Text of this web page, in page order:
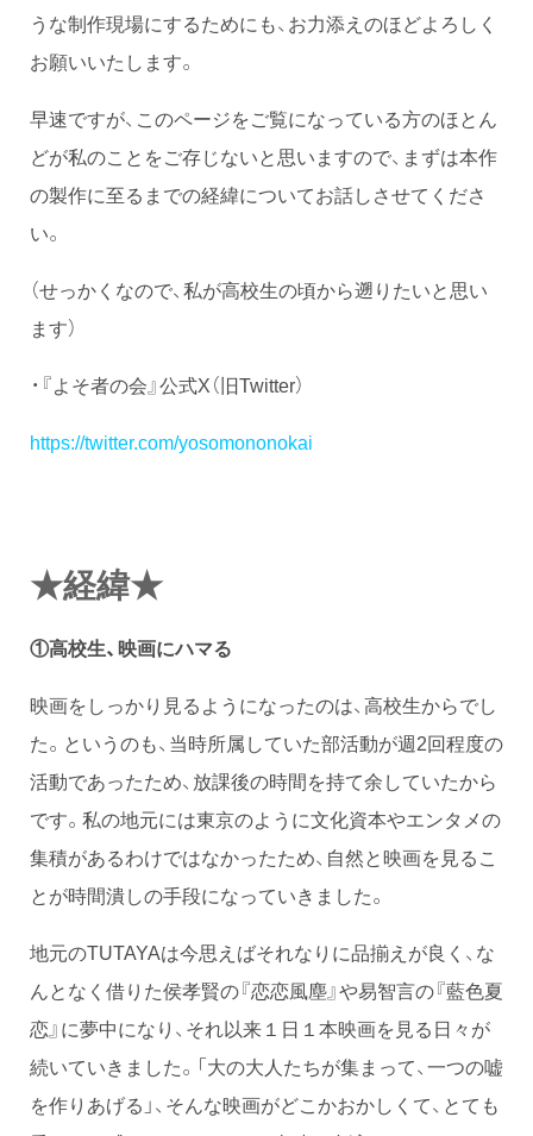
うな制作現場にするためにも、お力添えのほどよろしく
お願いいたします。
早速ですが、このページをご覧になっている方のほとん
どが私のことをご存じないと思いますので、まずは本作
の製作に至るまでの経緯についてお話しさせてくださ
い。
（せっかくなので、私が高校生の頃から遡りたいと思い
ます）
・『よそ者の会』公式X（旧Twitter）
https://twitter.com/yosomononokai
★経緯★
①高校生、映画にハマる
映画をしっかり見るようになったのは、高校生からでし
た。というのも、当時所属していた部活動が週2回程度の
活動であったため、放課後の時間を持て余していたから
です。私の地元には東京のように文化資本やエンタメの
集積があるわけではなかったため、自然と映画を見るこ
とが時間潰しの手段になっていきました。
地元のTUTAYAは今思えばそれなりに品揃えが良く、な
んとなく借りた侯孝賢の『恋恋風塵』や易智言の『藍色夏
恋』に夢中になり、それ以来１日１本映画を見る日々が
続いていきました。「大の大人たちが集まって、一つの嘘
を作りあげる」、そんな映画がどこかおかしくて、とても